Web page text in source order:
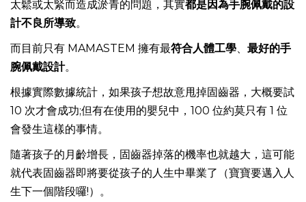
太鬆或太緊而造成淤青的問題，其實都是因為手腕佩戴的設
計不良所導致。
而目前只有 MAMASTEM 擁有最符合人體工學、 最好的手
腕佩戴設計。
根據實際數據統計，如果孩子想故意甩掉固齒器，大概要試
10 次才會成功;但有在使用的嬰兒中，100 位約莫只有 1 位
會發生這樣的事情。
隨著孩子的月齡增長，固齒器掉落的機率也就越大，這可能
就代表固齒器即將要從孩子的人生中畢業了（寶寶要邁入人
生下一個階段囉!）。